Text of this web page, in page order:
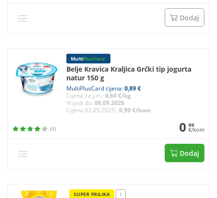
Dodaj
MultiPlusCard
Belje Kravica Kraljica Grčki tip jogurta
natur 150 g
MultiPlusCard cijena:0,89 €
Cijena za j.m.: 6,60 €/kg
Vrijedi do: 06.09.2026
Cijena 02.05.2025.: 0,99 €/kom
(4) 0 99
€/kom
Dodaj
SUPER PRILIKA !